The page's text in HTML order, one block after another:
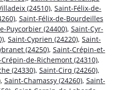
(24510), Saint-Félix-de-
, Saint-Félix-de-Bourdeilles
Puycorbier (24400), Saint-Cyr-
, Saint-Cyprien (24220), Saint-
(24250), Saint-Crépin-et-
de-Richemont (24310),
(24330), Saint-Cirq (24260),
, Saint-Chamassy (24260), Saint-